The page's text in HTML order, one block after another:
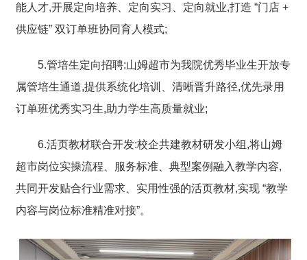
能人才,开展定向培养、定向实习、定向就业,打造 “门店 +
供应链” 双订单班协同育人模式;
5.管培生定向招聘:山姆超市为我院优秀毕业生开放专
属管培生通道,提供系统化培训、清晰晋升路径,优先录用
订单班优秀实习生,助力学生高质量就业;
6.活页教材联合开发:校企共建教材研发小组,将山姆
超市岗位实操流程、服务标准、典型案例融入教学内容,
共同开发贴合行业需求、实用性强的活页教材,实现 “教学
内容与岗位标准精准对接”。